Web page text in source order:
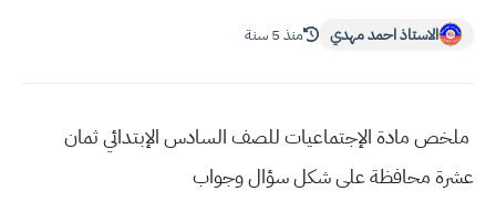
الاستاذ احمد مهدي منذ 5 سنة
ملخص مادة الإجتماعيات للصف السادس الإبتدائي ثمان
عشرة محافظة على شكل سؤال وجواب